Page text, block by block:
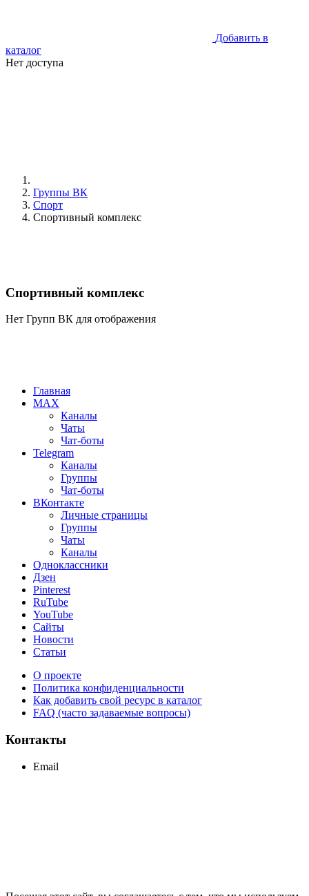
Добавить в
каталог
Нет доступа
Группы ВК
Спорт
Спортивный комплекс
Спортивный комплекс
Нет Групп ВК для отображения
Главная
MAX
Каналы
Чаты
Чат-боты
Telegram
Каналы
Группы
Чат-боты
ВКонтакте
Личные страницы
Группы
Чаты
Каналы
Одноклассники
Дзен
Pinterest
RuTube
YouTube
Сайты
Новости
Статьи
О проекте
Политика конфиденциальности
Как добавить свой ресурс в каталог
FAQ (часто задаваемые вопросы)
Контакты
Email